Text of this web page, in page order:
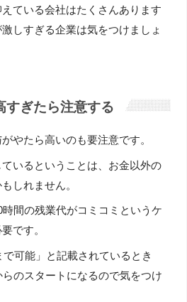
ている会社はたくさんあります
しすぎる企業は気をつけましょ
すぎたら注意する
やたら高いのも要注意です。
いるということは、お金以外の
しれません。
間の残業代がコミコミというケ
です。
可能」と記載されているとき
のスタートになるので気をつけ